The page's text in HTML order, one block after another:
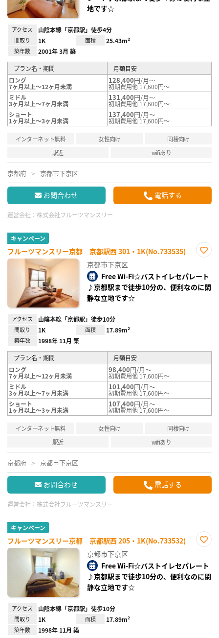
地です☆
アクセス 山陰本線「京都駅」徒歩4分
間取り 1K 面積 25.43m²
築年数 2001年 3月 築
プラン名・期間
月額目安
ロング
7ヶ月以上～12ヶ月未満
128,400円/月～
初期費用他 17,600円～
ミドル
3ヶ月以上～7ヶ月未満
131,400円/月～
初期費用他 17,600円～
ショート
1ヶ月以上～3ヶ月未満
137,400円/月～
初期費用他 17,600円～
インターネット無料 女性向け
同棲向け
駅近
wifiあり
京都府 京都市下京区
お問合わせ 電話する
運営会社： 株式会社フルーツマンスリー
キャンペーン
フルーツマンスリー京都 京都駅西 301・1K(No.733535)
り登
録
京都市下京区
Free Wi-Fi☆バストイレセパレート
♪京都駅まで徒歩10分の、便利なのに閑
静な立地です☆
アクセス 山陰本線「京都駅」徒歩10分
間取り 1K 面積 17.89m²
築年数 1998年 11月 築
プラン名・期間
月額目安
ロング
7ヶ月以上～12ヶ月未満
98,400円/月～
初期費用他 17,600円～
ミドル
3ヶ月以上～7ヶ月未満
101,400円/月～
初期費用他 17,600円～
ショート
1ヶ月以上～3ヶ月未満
107,400円/月～
初期費用他 17,600円～
インターネット無料 女性向け
同棲向け
駅近
wifiあり
京都府 京都市下京区
お問合わせ 電話する
運営会社： 株式会社フルーツマンスリー
キャンペーン
フルーツマンスリー京都 京都駅西 205・1K(No.733532)
り登
録
京都市下京区
Free Wi-Fi☆バストイレセパレート
♪京都駅まで徒歩10分の、便利なのに閑
静な立地です☆
アクセス 山陰本線「京都駅」徒歩10分
間取り 1K 面積 17.89m²
築年数 1998年 11月 築